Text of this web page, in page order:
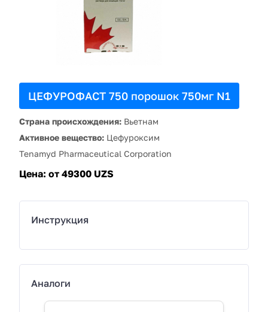
ЦЕФУРОФАСТ 750 порошок 750мг N1
Страна происхождения: Вьетнам
Активное вещество: Цефуроксим
Tenamyd Pharmaceutical Corporation
Цена: от 49300 UZS
Инструкция
Аналоги